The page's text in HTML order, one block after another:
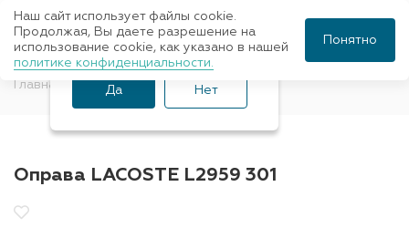
Главная Оправы для очков Lacoste
Оправа LACOSTE L2959 301
Ваш город Санкт-
Петербург?
Да Нет
Наш сайт использует файлы cookie.
Продолжая, Вы даете разрешение на
использование cookie, как указано в нашей
политике конфиденциальности.
Понятно